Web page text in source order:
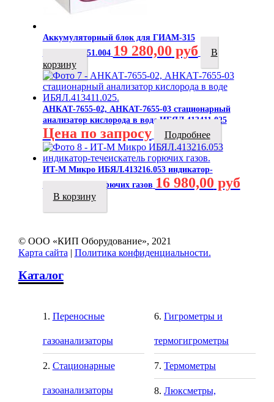
Аккумуляторный блок для ГИАМ-315
ИБЯЛ.563251.004 19 280,00 руб
В
корзину
АНКАТ-7655-02, АНКАТ-7655-03 стационарный
анализатор кислорода в воде ИБЯЛ.413411.025
Цена по запросу Подробнее
ИТ-М Микро ИБЯЛ.413216.053 индикатор-
течеискатель горючих газов 16 980,00 руб
В корзину
© ООО «КИП Оборудование», 2021
Карта сайта | Политика конфиденциальности.
Каталог
Переносные
газоанализаторы
Стационарные
газоанализаторы
Гигрометры и
термогигрометры
Термометры
Люксметры,